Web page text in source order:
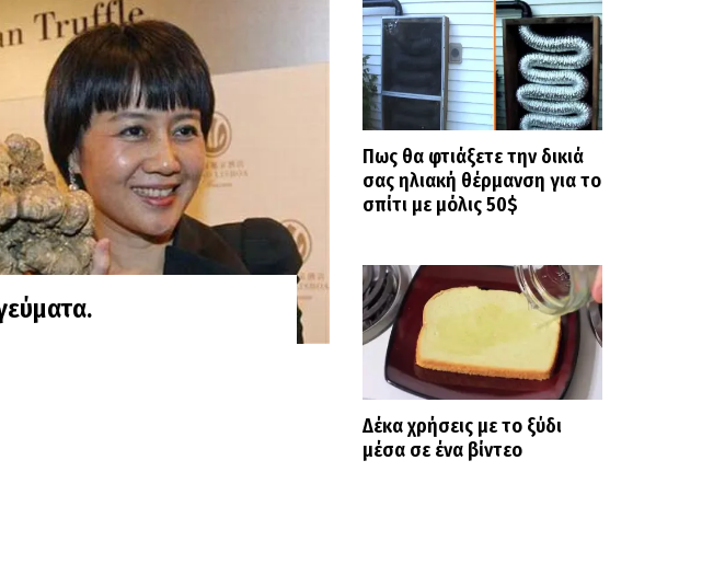
Πως θα φτιάξετε την δικιά
σας ηλιακή θέρμανση για το
σπίτι με μόλις 50$
Δέκα χρήσεις με το ξύδι
μέσα σε ένα βίντεο